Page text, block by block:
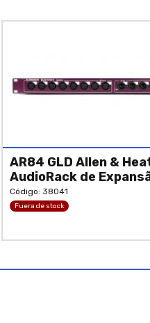
AR84 GLD Allen &
AudioRack de
Código: 38041
Fuera de stock